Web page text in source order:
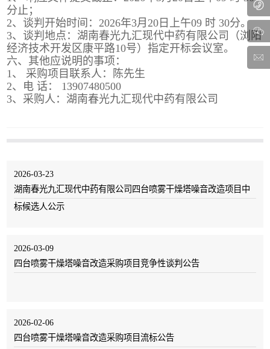
分止；
2、谈判开始时间：2026年3月20日上午09 时 30分。
3、谈判地点：湖南春光九汇现代中药有限公司（浏阳
经济技术开发区康平路10号）指定开标会议室。
六、其他应说明的事项：
1、 采购项目联系人：陈先生
2、电 话： 13907480500
3、采购人：湖南春光九汇现代中药有限公司
2026-03-23
湖南春光九汇现代中药有限公司四台喷雾干燥塔噪音改造项目中
标候选人公示
2026-03-09
四台喷雾干燥塔噪音改造采购项目竞争性谈判公告
2026-02-06
四台喷雾干燥塔噪音改造采购项目流标公告